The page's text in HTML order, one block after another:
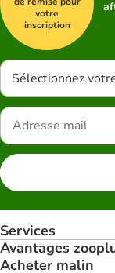
votre
inscription
Sélectionnez
Services
Avantages
Acheter malin